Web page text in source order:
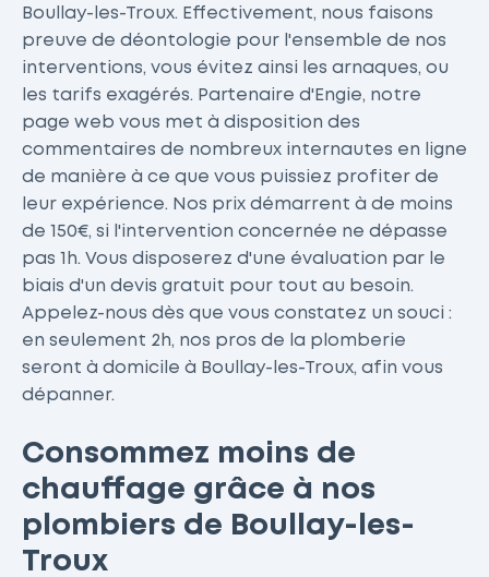
Boullay-les-Troux. Effectivement, nous faisons
preuve de déontologie pour l'ensemble de nos
interventions, vous évitez ainsi les arnaques, ou
les tarifs exagérés. Partenaire d'Engie, notre
page web vous met à disposition des
commentaires de nombreux internautes en ligne
de manière à ce que vous puissiez profiter de
leur expérience. Nos prix démarrent à de moins
de 150€, si l'intervention concernée ne dépasse
pas 1h. Vous disposerez d'une évaluation par le
biais d'un devis gratuit pour tout au besoin.
Appelez-nous dès que vous constatez un souci :
en seulement 2h, nos pros de la plomberie
seront à domicile à Boullay-les-Troux, afin vous
dépanner.
Consommez moins de
chauffage grâce à nos
plombiers de Boullay-les-
Troux